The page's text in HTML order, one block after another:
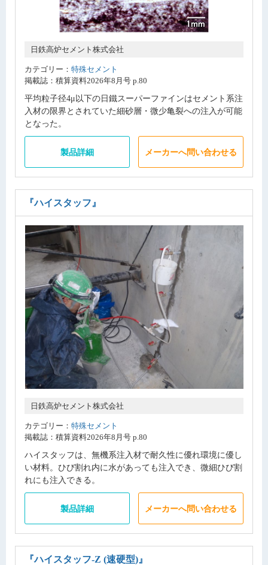
日鉄高炉セメント株式会社
カテゴリー： 特殊セメント
掲載誌：積算資料2026年8月号 p.80
平均粒子径4μ以下の日鐵スーパーファインはセメント系注
入材の限界とされていた細砂層・微少亀裂への注入が可能
となった。
製品詳細 メーカーへ問い合わせる
『ハイスタッフ』
日鉄高炉セメント株式会社
カテゴリー： 特殊セメント
掲載誌：積算資料2026年8月号 p.80
ハイスタッフは、無機系注入材で耐久性に優れ環境に優し
い材料。ひび割れ内に水があっても注入でき、微細ひび割
れにも注入できる。
製品詳細 メーカーへ問い合わせる
『ハイスタッフ-Z (速硬型)』